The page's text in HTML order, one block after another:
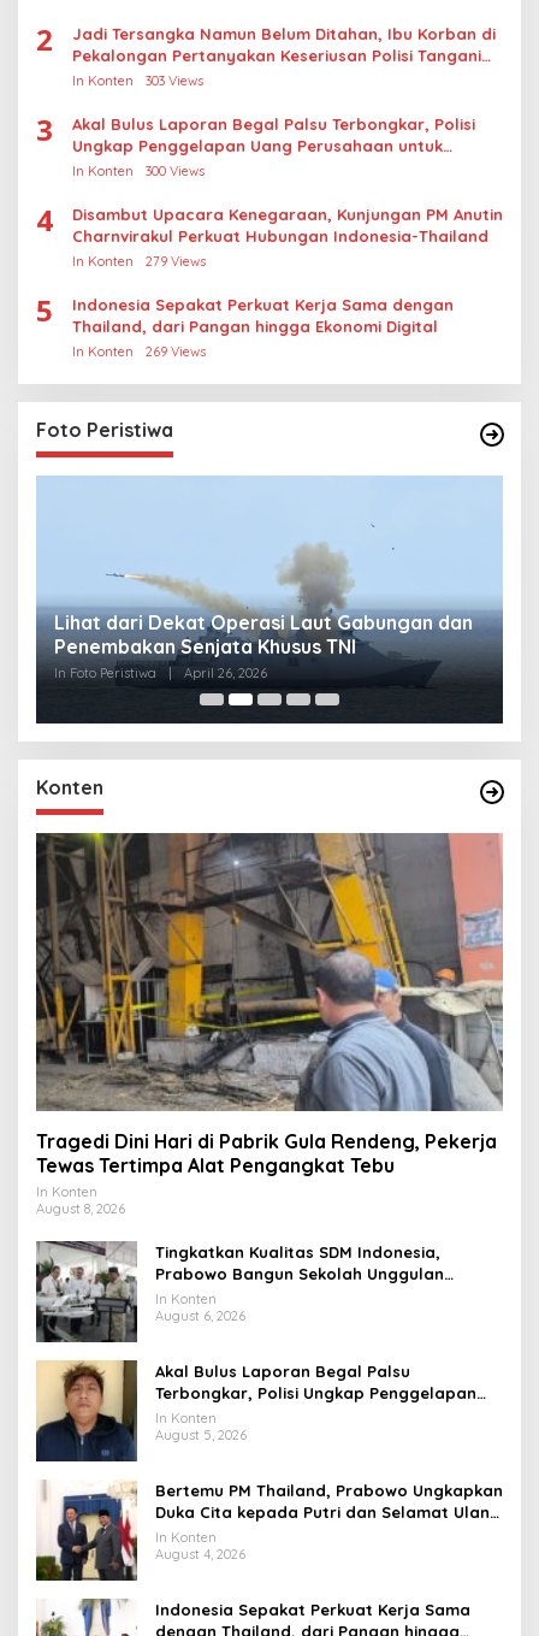
2
Jadi Tersangka Namun Belum Ditahan, Ibu Korban di
Pekalongan Pertanyakan Keseriusan Polisi Tangani
Kasus Rudapksa Sampai Anaknya Hamil
In Konten 303 Views
3
Akal Bulus Laporan Begal Palsu Terbongkar, Polisi
Ungkap Penggelapan Uang Perusahaan untuk
Crypto
In Konten 300 Views
4
Disambut Upacara Kenegaraan, Kunjungan PM Anutin
Charnvirakul Perkuat Hubungan Indonesia-Thailand
In Konten 279 Views
5
Indonesia Sepakat Perkuat Kerja Sama dengan
Thailand, dari Pangan hingga Ekonomi Digital
In Konten 269 Views
Foto Peristiwa
Lihat dari Dekat Operasi Laut Gabungan dan
Penembakan Senjata Khusus TNI
In Foto Peristiwa April 26, 2026
Konten
Tragedi Dini Hari di Pabrik Gula Rendeng, Pekerja
Tewas Tertimpa Alat Pengangkat Tebu
In Konten
August 8, 2026
Tingkatkan Kualitas SDM Indonesia,
Prabowo Bangun Sekolah Unggulan
hingga Undang Universitas Terbaik Dunia
In Konten
August 6, 2026
Akal Bulus Laporan Begal Palsu
Terbongkar, Polisi Ungkap Penggelapan
Uang Perusahaan untuk Crypto
In Konten
August 5, 2026
Bertemu PM Thailand, Prabowo Ungkapkan
Duka Cita kepada Putri dan Selamat Ulang
Tahun ke Raja Thailand
In Konten
August 4, 2026
Indonesia Sepakat Perkuat Kerja Sama
dengan Thailand, dari Pangan hingga